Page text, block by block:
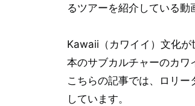
るツアーを紹介している動
Kawaii（カワイイ）文化が
本のサブカルチャーのカワ
こちらの記事では、ロリ
しています。